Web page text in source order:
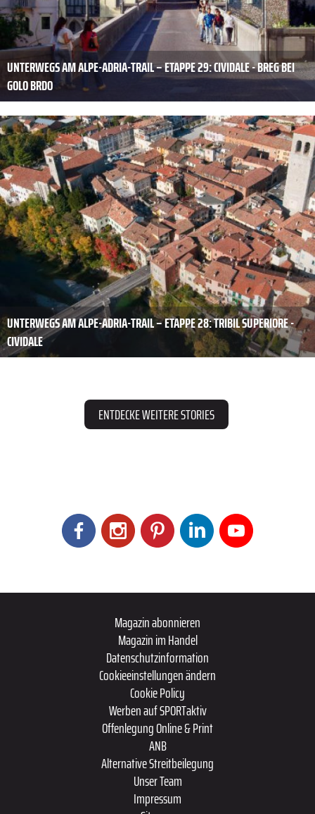
UNTERWEGS AM ALPE-ADRIA-TRAIL – ETAPPE 29: CIVIDALE - BREG BEI
GOLO BRDO
UNTERWEGS AM ALPE-ADRIA-TRAIL – ETAPPE 28: TRIBIL SUPERIORE -
CIVIDALE
ENTDECKE WEITERE STORIES
Magazin abonnieren
Magazin im Handel
Datenschutzinformation
Cookieeinstellungen ändern
Cookie Policy
Werben auf SPORTaktiv
Offenlegung Online & Print
ANB
Alternative Streitbeilegung
Unser Team
Impressum